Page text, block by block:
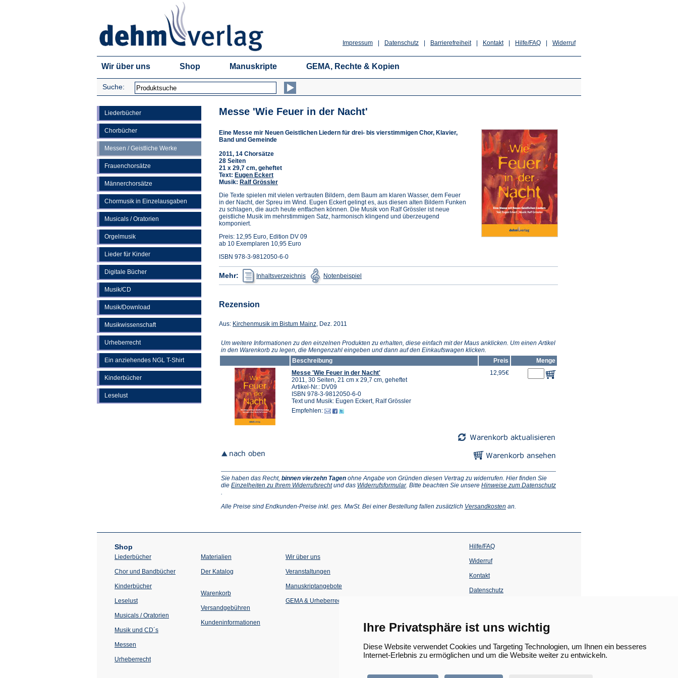
Ihre Privatsphäre ist uns wichtig
Diese Website verwendet Cookies und Targeting Technologien, um Ihnen ein besseres
Internet-Erlebnis zu ermöglichen und um die Website weiter zu entwickeln.
Widerruf
Hilfe/FAQ
Kontakt
Barrierefreiheit
Datenschutz
Impressum
Wir über uns Shop Manuskripte GEMA, Rechte & Kopien
Suche:
Liederbücher
Chorbücher
Messen / Geistliche Werke
Frauenchorsätze
Männerchorsätze
Chormusik in Einzelausgaben
Musicals / Oratorien
Orgelmusik
Lieder für Kinder
Digitale Bücher
Musik/CD
Musik/Download
Musikwissenschaft
Urheberrecht
Ein anziehendes NGL T-Shirt
Kinderbücher
Leselust
Messe 'Wie Feuer in der Nacht'
Eine Messe mir Neuen Geistlichen Liedern für drei- bis vierstimmigen Chor, Klavier,
Band und Gemeinde
2011, 14 Chorsätze
28 Seiten
21 x 29,7 cm, geheftet
Text: Eugen Eckert
Musik: Ralf Grössler
Die Texte spielen mit vielen vertrauten Bildern, dem Baum am klaren Wasser, dem Feuer
in der Nacht, der Spreu im Wind. Eugen Eckert gelingt es, aus diesen alten Bildern Funken
zu schlagen, die auch heute entfachen können. Die Musik von Ralf Grössler ist neue
geistliche Musik im mehrstimmigen Satz, harmonisch klingend und überzeugend
komponiert.
Preis: 12,95 Euro, Edition DV 09
ab 10 Exemplaren 10,95 Euro
ISBN 978-3-9812050-6-0
Mehr: Inhaltsverzeichnis
(Öffnet
in
einem
Notenbeispiel in
einem
Rezension
Aus: Kirchenmusik im Bistum Mainz(Öffnet
neuen
Tab)
, Dez. 2011
Um weitere Informationen zu den einzelnen Produkten zu erhalten, diese einfach mit der Maus anklicken. Um einen Artikel
in den Warenkorb zu legen, die Mengenzahl eingeben und dann auf den Einkaufswagen klicken.
Beschreibung
Preis
Menge
Messe 'Wie Feuer in der Nacht'
2011, 30 Seiten, 21 cm x 29,7 cm, geheftet
Artikel-Nr.: DV09
ISBN 978-3-9812050-6-0
Text und Musik: Eugen Eckert, Ralf Grössler
Empfehlen:
12,95€
Sie haben das Recht, binnen vierzehn Tagen ohne Angabe von Gründen diesen Vertrag zu widerrufen. Hier finden Sie
die Einzelheiten zu Ihrem Widerrufsrecht(Öffnet
neuen
und das Widerrufsformular(Öffnet
neuen
. Bitte beachten Sie unsere Hinweise zum Datenschutz
einem
.
Alle Preise sind Endkunden-Preise inkl. ges. MwSt. Bei einer Bestellung fallen zusätzlich Versandkosten (Öffnet
Tab)
an.
Shop
Liederbücher
Chor und Bandbücher
Kinderbücher
Leselust
Musicals / Oratorien
Musik und CD´s
Messen
Urheberrecht
Materialien
Der Katalog
Warenkorb
Versandgebühren
Kundeninformationen
Wir über uns
Veranstaltungen
einem
Tab)
Manuskriptangebote
GEMA & Urheberrecht
Hilfe/FAQ
Widerruf
Kontakt
Datenschutz
einem
neuen